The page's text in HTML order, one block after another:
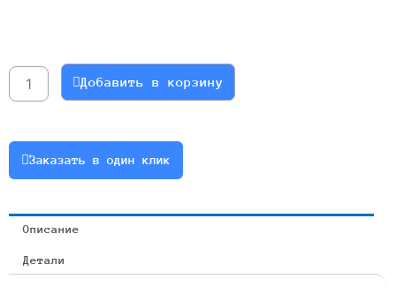
NMRV075-
15-
Добавить в корзину
Заказать в один клик
Описание
Детали